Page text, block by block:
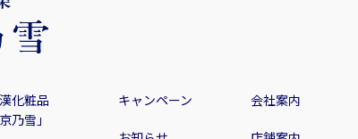
化粧品
京乃雪」
キャンペーン 会社案内